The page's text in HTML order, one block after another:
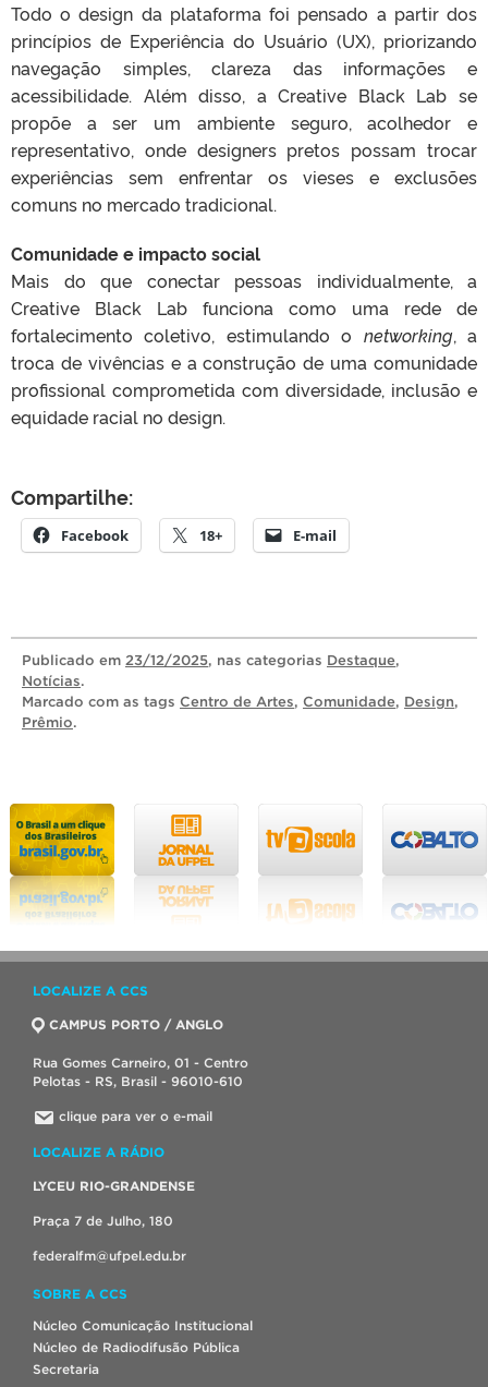
Todo o design da plataforma foi pensado a partir dos
princípios de Experiência do Usuário (UX), priorizando
navegação simples, clareza das informações e
acessibilidade. Além disso, a Creative Black Lab se
propõe a ser um ambiente seguro, acolhedor e
representativo, onde designers pretos possam trocar
experiências sem enfrentar os vieses e exclusões
comuns no mercado tradicional.
Comunidade e impacto social
Mais do que conectar pessoas individualmente, a
Creative Black Lab funciona como uma rede de
fortalecimento coletivo, estimulando o networking, a
troca de vivências e a construção de uma comunidade
profissional comprometida com diversidade, inclusão e
equidade racial no design.
Compartilhe:
Facebook 18+ E-mail
Publicado em 23/12/2025, nas categorias Destaque,
Notícias.
Marcado com as tags Centro de Artes, Comunidade, Design,
Prêmio.
LOCALIZE A CCS
CAMPUS PORTO / ANGLO
Rua Gomes Carneiro, 01 - Centro
Pelotas - RS, Brasil - 96010-610
clique para ver o e-mail
LOCALIZE A RÁDIO
LYCEU RIO-GRANDENSE
Praça 7 de Julho, 180
federalfm@ufpel.edu.br
SOBRE A CCS
Núcleo Comunicação Institucional
Núcleo de Radiodifusão Pública
Secretaria